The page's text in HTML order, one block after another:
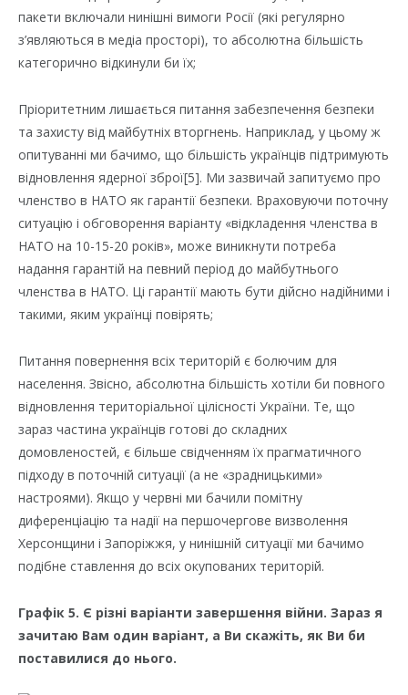
пакети включали нинішні вимоги Росії (які регулярно
з’являються в медіа просторі), то абсолютна більшість
категорично відкинули би їх;
Пріоритетним лишається питання забезпечення безпеки
та захисту від майбутніх вторгнень. Наприклад, у цьому ж
опитуванні ми бачимо, що більшість українців підтримують
відновлення ядерної зброї[5]. Ми зазвичай запитуємо про
членство в НАТО як гарантії безпеки. Враховуючи поточну
ситуацію і обговорення варіанту «відкладення членства в
НАТО на 10-15-20 років», може виникнути потреба
надання гарантій на певний період до майбутнього
членства в НАТО. Ці гарантії мають бути дійсно надійними і
такими, яким українці повірять;
Питання повернення всіх територій є болючим для
населення. Звісно, абсолютна більшість хотіли би повного
відновлення територіальної цілісності України. Те, що
зараз частина українців готові до складних
домовленостей, є більше свідченням їх прагматичного
підходу в поточній ситуації (а не «зрадницькими»
настроями). Якщо у червні ми бачили помітну
диференціацію та надії на першочергове визволення
Херсонщини і Запоріжжя, у нинішній ситуації ми бачимо
подібне ставлення до всіх окупованих територій.
Графік 5. Є різні варіанти завершення війни. Зараз я
зачитаю Вам один варіант, а Ви скажіть, як Ви би
поставилися до нього.